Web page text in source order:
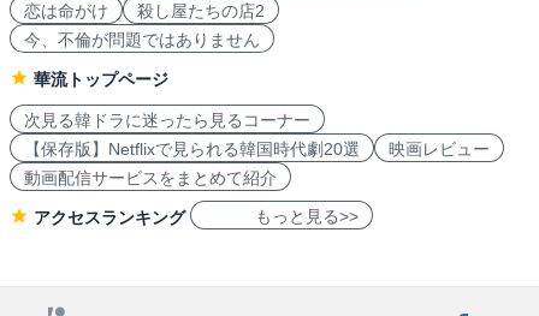
恋は命がけ
殺し屋たちの店2
今、不倫が問題ではありません
華流トップページ
次見る韓ドラに迷ったら見るコーナー
【保存版】Netflixで見られる韓国時代劇20選
映画レビュー
動画配信サービスをまとめて紹介
アクセスランキング もっと見る>>